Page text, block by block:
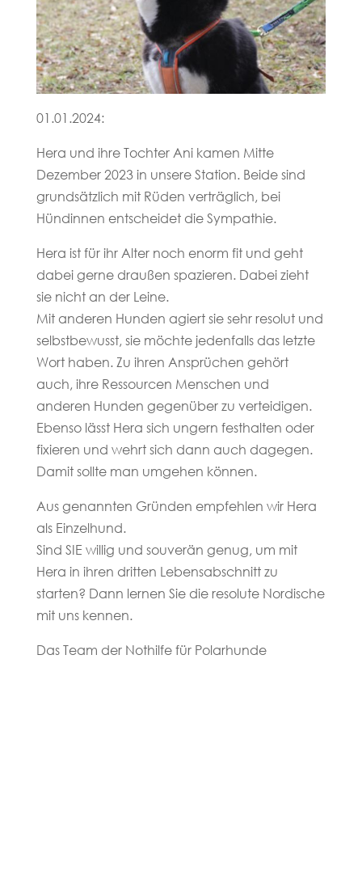
01.01.2024:
Hera und ihre Tochter Ani kamen Mitte
Dezember 2023 in unsere Station. Beide sind
grundsätzlich mit Rüden verträglich, bei
Hündinnen entscheidet die Sympathie.
Hera ist für ihr Alter noch enorm fit und geht
dabei gerne draußen spazieren. Dabei zieht
sie nicht an der Leine.
Mit anderen Hunden agiert sie sehr resolut und
selbstbewusst, sie möchte jedenfalls das letzte
Wort haben. Zu ihren Ansprüchen gehört
auch, ihre Ressourcen Menschen und
anderen Hunden gegenüber zu verteidigen.
Ebenso lässt Hera sich ungern festhalten oder
fixieren und wehrt sich dann auch dagegen.
Damit sollte man umgehen können.
Aus genannten Gründen empfehlen wir Hera
als Einzelhund.
Sind SIE willig und souverän genug, um mit
Hera in ihren dritten Lebensabschnitt zu
starten? Dann lernen Sie die resolute Nordische
mit uns kennen.
Das Team der Nothilfe für Polarhunde